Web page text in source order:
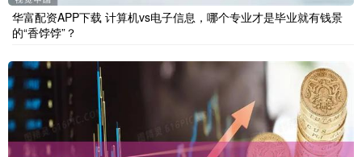
华富配资APP下载 计算机vs电子信息，哪个专业才是毕业就有钱景
的“香饽饽”？